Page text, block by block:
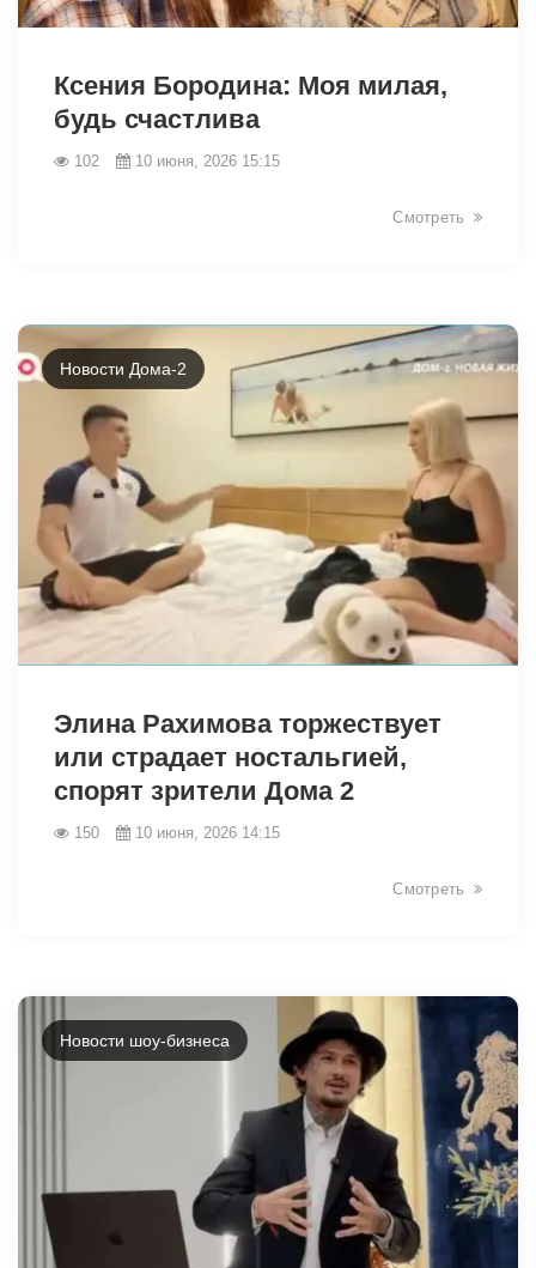
Ксения Бородина: Моя милая,
будь счастлива
102 10 июня, 2026 15:15
Смотреть
Новости Дома-2
Элина Рахимова торжествует
или страдает ностальгией,
спорят зрители Дома 2
150 10 июня, 2026 14:15
Смотреть
Новости шоу-бизнеса